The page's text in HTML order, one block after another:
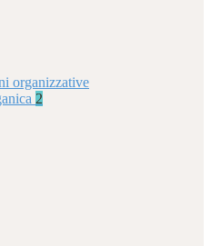
organizzative
2